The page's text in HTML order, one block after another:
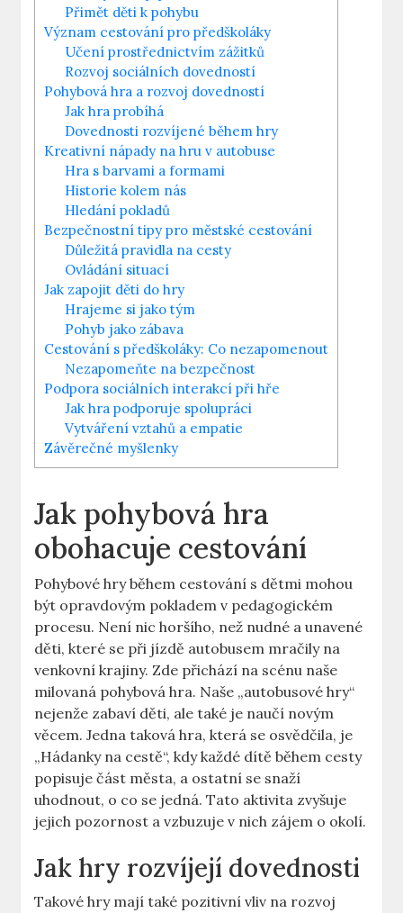
Přimět děti k ​pohybu
Význam cestování pro předškoláky
Učení prostřednictvím zážitků
Rozvoj sociálních dovedností
Pohybová hra a rozvoj dovedností
Jak hra probíhá
Dovednosti⁤ rozvíjené během hry
Kreativní nápady na hru v autobuse
Hra s barvami a formami
Historie kolem nás
Hledání pokladů
Bezpečnostní tipy pro městské cestování
Důležitá pravidla na cesty
Ovládání ⁣situací
Jak zapojit‍ děti do hry
Hrajeme si​ jako tým
Pohyb ​jako zábava
Cestování s předškoláky: Co⁢ nezapomenout
Nezapomeňte na bezpečnost
Podpora sociálních interakcí při hře
Jak hra podporuje spolupráci
Vytváření vztahů a empatie
Závěrečné myšlenky
Jak ⁣pohybová⁣ hra
obohacuje‍ cestování
Pohybové hry‌ během cestování ​s dětmi mohou⁤
být opravdovým⁣ pokladem v pedagogickém
procesu. Není nic horšího, než nudné a unavené
děti,⁤ které se při ⁤jízdě⁢ autobusem mračily na
venkovní krajiny. Zde přichází‌ na scénu naše
milovaná pohybová hra. ⁤Naše „autobusové ‌hry“
nejenže⁣ zabaví děti, ale ⁣také je naučí ⁤novým
věcem. Jedna taková ‌hra, která se osvědčila, ‍je
„Hádanky na cestě“, ‌kdy každé dítě během cesty
popisuje část ​města, ​a ostatní se snaží
uhodnout, o co ‍se jedná. Tato ​aktivita zvyšuje
jejich pozornost a vzbuzuje v nich zájem‍ o ‌okolí.
Jak hry rozvíjejí dovednosti
Takové hry mají také pozitivní ⁢vliv na rozvoj